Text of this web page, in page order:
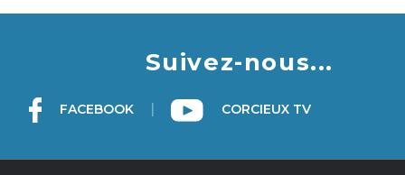
Suivez-nous...
FACEBOOK | CORCIEUX TV